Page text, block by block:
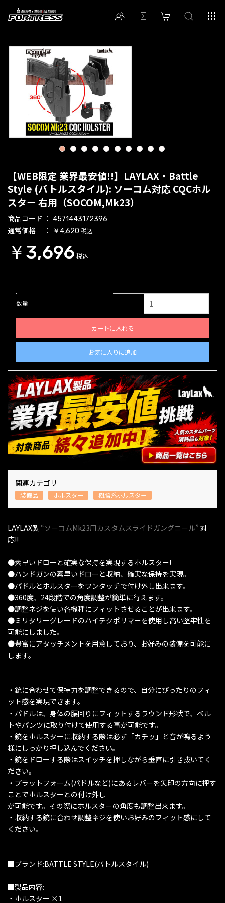
1 2 3 4 5 6 7 8 9 10
【WEB限定 業界最安値!!】LAYLAX・Battle
Style (バトルスタイル): ソーコム対応 CQCホル
スター 右用（SOCOM,Mk23）
商品コード 4571443172396
通常価格 ￥4,620 税込
￥3,696 税込
数量
カートに入れる
お気に入りに追加
関連カテゴリ
装備品 ホルスター 樹脂系ホルスター
LAYLAX製 “ソーコムMk23用カスタムスライドガングニール” 対
応!!
●素早いドローと確実な保持を実現するホルスター!
●ハンドガンの素早いドローと収納、確実な保持を実現。
●パドルとホルスターをワンタッチで付け外し出来ます。
●360度、24段階での角度調整が簡単に行えます。
●調整ネジを使い各機種にフィットさせることが出来ます。
●ミリタリーグレードのハイテクポリマーを使用し高い堅牢性を
可能にしました。
●豊富にアタッチメントを用意しており、お好みの装備を可能に
します。
・銃に合わせて保持力を調整できるので、自分にぴったりのフィ
ット感を実現できます。
・パドルは、身体の腰回りにフィットするラウンド形状で、ベル
トやパンツに取り付けて使用する事が可能です。
・銃をホルスターに収納する際は必ず「カチッ」と音が鳴るよう
様にしっかり押し込んでください。
・銃をドローする際はスイッチを押しながら垂直に引き抜いてく
ださい。
・プラットフォーム(パドルなど)にあるレバーを矢印の方向に押す
ことでホルスターとの付け外し
が可能です。その際にホルスターの角度も調整出来ます。
・収納する銃に合わせ調整ネジを使いお好みのフィット感にして
ください。
■ブランド:BATTLE STYLE(バトルスタイル)
■製品内容:
・ホルスター ×1